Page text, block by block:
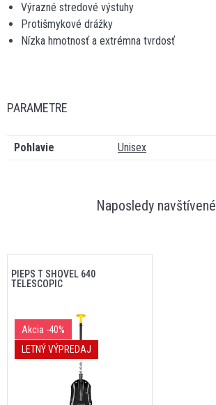
Výrazné stredové výstuhy
Protišmykové drážky
Nízka hmotnosť a extrémna tvrdosť
PARAMETRE
Pohlavie Unisex
Naposledy navštívené
PIEPS T SHOVEL 640
TELESCOPIC
Akcia -40%
LETNÝ VÝPREDAJ